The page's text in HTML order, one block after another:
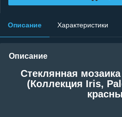
Описание Характеристики
Описание
Стеклянная
(Коллекция Iris,